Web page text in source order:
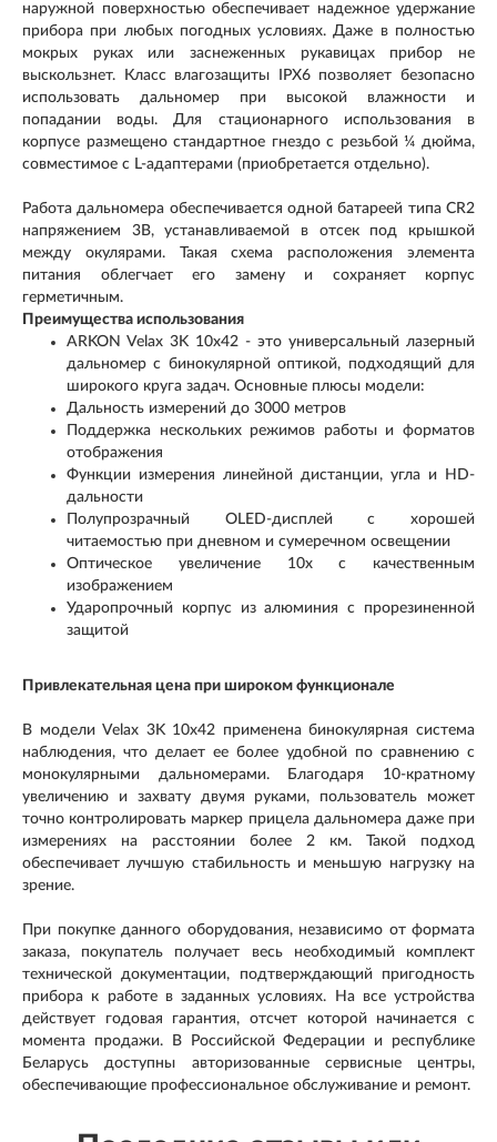
наружной поверхностью обеспечивает надежное удержание
прибора при любых погодных условиях. Даже в полностью
мокрых руках или заснеженных рукавицах прибор не
выскользнет. Класс влагозащиты IPX6 позволяет безопасно
использовать дальномер при высокой влажности и
попадании воды. Для стационарного использования в
корпусе размещено стандартное гнездо с резьбой ¼ дюйма,
совместимое с L-адаптерами (приобретается отдельно).
Работа дальномера обеспечивается одной батареей типа CR2
напряжением 3В, устанавливаемой в отсек под крышкой
между окулярами. Такая схема расположения элемента
питания облегчает его замену и сохраняет корпус
герметичным.
Преимущества использования
ARKON Velax 3K 10x42 - это универсальный лазерный
дальномер с бинокулярной оптикой, подходящий для
широкого круга задач. Основные плюсы модели:
Дальность измерений до 3000 метров
Поддержка нескольких режимов работы и форматов
отображения
Функции измерения линейной дистанции, угла и HD-
дальности
Полупрозрачный OLED-дисплей с хорошей
читаемостью при дневном и сумеречном освещении
Оптическое увеличение 10х с качественным
изображением
Ударопрочный корпус из алюминия с прорезиненной
защитой
Привлекательная цена при широком функционале
В модели Velax 3K 10x42 применена бинокулярная система
наблюдения, что делает ее более удобной по сравнению с
монокулярными дальномерами. Благодаря 10-кратному
увеличению и захвату двумя руками, пользователь может
точно контролировать маркер прицела дальномера даже при
измерениях на расстоянии более 2 км. Такой подход
обеспечивает лучшую стабильность и меньшую нагрузку на
зрение.
При покупке данного оборудования, независимо от формата
заказа, покупатель получает весь необходимый комплект
технической документации, подтверждающий пригодность
прибора к работе в заданных условиях. На все устройства
действует годовая гарантия, отсчет которой начинается с
момента продажи. В Российской Федерации и республике
Беларусь доступны авторизованные сервисные центры,
обеспечивающие профессиональное обслуживание и ремонт.